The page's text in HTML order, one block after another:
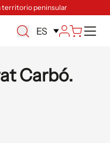
territorio peninsular
ES
Carbó.